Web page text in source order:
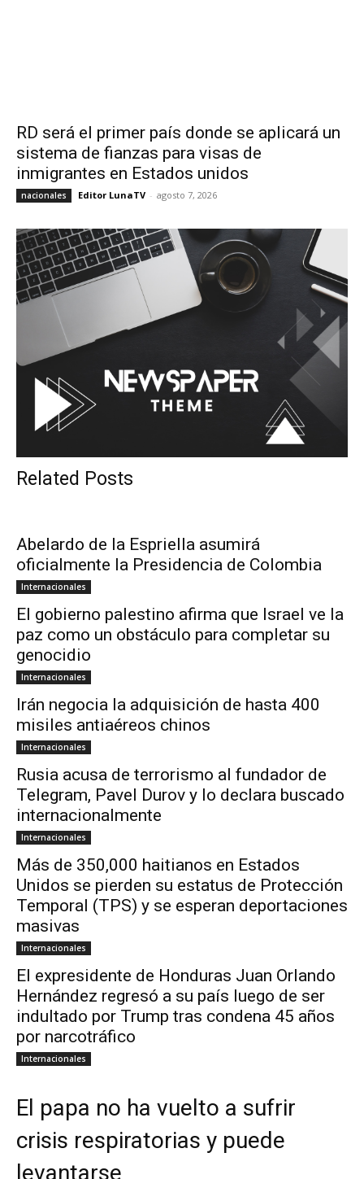
RD será el primer país donde se aplicará un
sistema de fianzas para visas de
inmigrantes en Estados unidos
nacionales Editor LunaTV - agosto 7, 2026
Related Posts
Abelardo de la Espriella asumirá
oficialmente la Presidencia de Colombia
Internacionales
El gobierno palestino afirma que Israel ve la
paz como un obstáculo para completar su
genocidio
Internacionales
Irán negocia la adquisición de hasta 400
misiles antiaéreos chinos
Internacionales
Rusia acusa de terrorismo al fundador de
Telegram, Pavel Durov y lo declara buscado
internacionalmente
Internacionales
Más de 350,000 haitianos en Estados
Unidos se pierden su estatus de Protección
Temporal (TPS) y se esperan deportaciones
masivas
Internacionales
El expresidente de Honduras Juan Orlando
Hernández regresó a su país luego de ser
indultado por Trump tras condena 45 años
por narcotráfico
Internacionales
El papa no ha vuelto a sufrir
crisis respiratorias y puede
levantarse